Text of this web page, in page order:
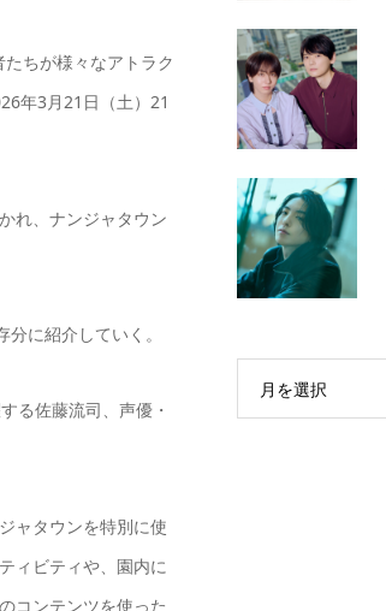
ちが様々なアトラク
年3月21日（土）21
れ、ナンジャタウン
に紹介していく。
る佐藤流司、声優・
ャタウンを特別に使
ィビティや、園内に
コンテンツを使った
月を選択